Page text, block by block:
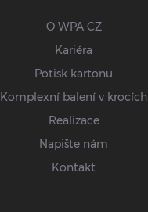
O WPA CZ
Kariéra
Potisk kartonu
Komplexní balení v krocích
Realizace
Napište nám
Kontakt